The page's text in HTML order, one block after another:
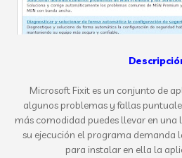
Microsoft Fixit es un conjunto de
algunos problemas y fallas
más comodidad puedes llevar en una
su ejecución el programa demanda
para instalar en ella la